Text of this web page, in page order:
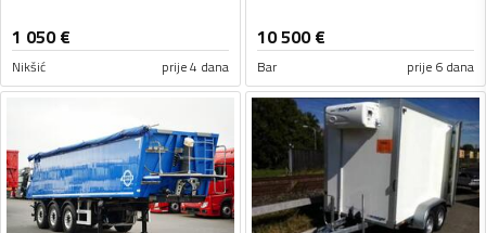
1 050€
Nikšić prije 4 dana
10 500€
Bar prije 6 dana